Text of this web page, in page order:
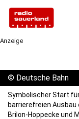
Anzeige
© Deutsche Bahn
Symbolischer Start
barrierefreien Ausbau
Brilon-Hoppecke und